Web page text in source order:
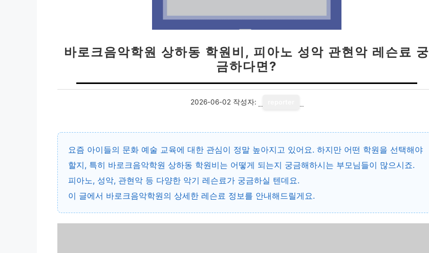
바로크음악학원 상하동 학원비, 피아노 성악 관현악 레슨료 궁
금하다면?
2026-06-02 작성자:
요즘 아이들의 문화 예술 교육에 대한 관심이 정말 높아지고 있어요. 하지만 어떤 학원을 선택해야
할지, 특히 바로크음악학원 상하동 학원비는 어떻게 되는지 궁금해하시는 부모님들이 많으시죠.
피아노, 성악, 관현악 등 다양한 악기 레슨료가 궁금하실 텐데요.
이 글에서 바로크음악학원의 상세한 레슨료 정보를 안내해드릴게요.